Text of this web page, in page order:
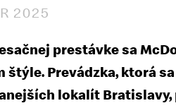
2025
prestávke sa
štýle. Prevádzka, ktorá
lokalít